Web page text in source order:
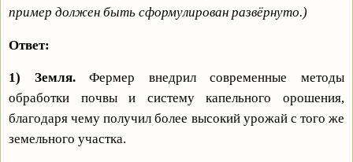
пример должен быть сформулирован развёрнуто.)
Ответ:
1) Земля.Фермер внедрил современные методы
обработки почвы и систему капельного орошения,
благодаря чему получил более высокий урожай с того же
земельного участка.